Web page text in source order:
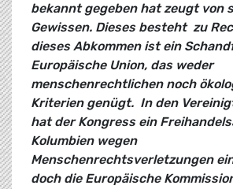
bekannt gegeben hat zeugt von
Gewissen. Dieses besteht zu
dieses Abkommen ist ein
Europäische Union, das weder
menschenrechtlichen noch
Kriterien genügt. In den
hat der Kongress ein
Kolumbien wegen
Menschenrechtsverletzungen
doch die Europäische